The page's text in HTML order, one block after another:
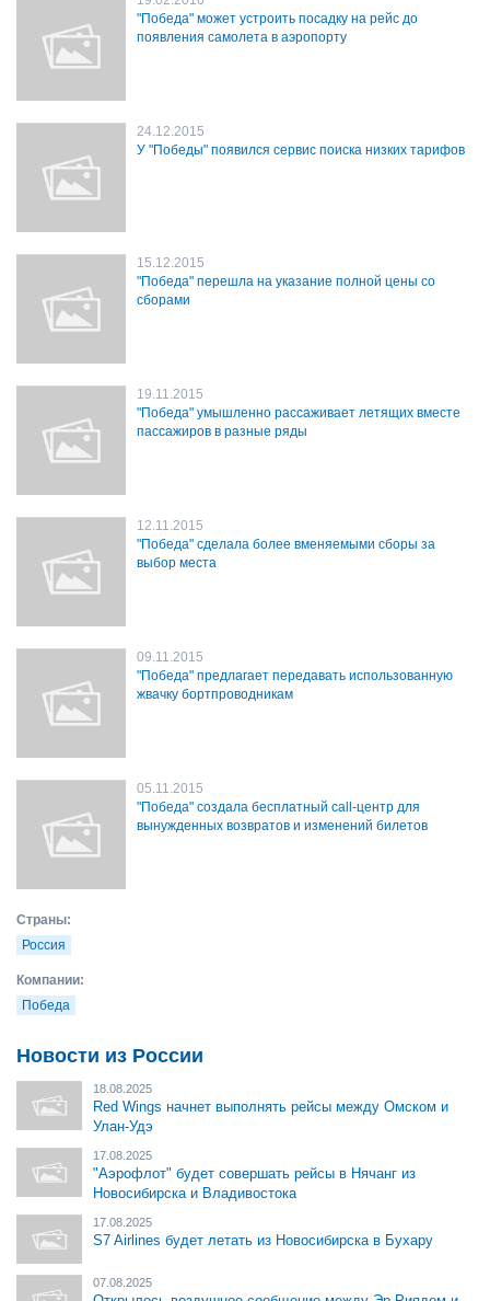
"Победа" может устроить посадку на рейс до
появления самолета в аэропорту
24.12.2015
У "Победы" появился сервис поиска низких тарифов
15.12.2015
"Победа" перешла на указание полной цены со
сборами
19.11.2015
"Победа" умышленно рассаживает летящих вместе
пассажиров в разные ряды
12.11.2015
"Победа" сделала более вменяемыми сборы за
выбор места
09.11.2015
"Победа" предлагает передавать использованную
жвачку бортпроводникам
05.11.2015
"Победа" создала бесплатный call-центр для
вынужденных возвратов и изменений билетов
Страны:
Россия
Компании:
Победа
Новости из России
18.08.2025
Red Wings начнет выполнять рейсы между Омском и
Улан-Удэ
17.08.2025
"Аэрофлот" будет совершать рейсы в Нячанг из
Новосибирска и Владивостока
17.08.2025
S7 Airlines будет летать из Новосибирска в Бухару
07.08.2025